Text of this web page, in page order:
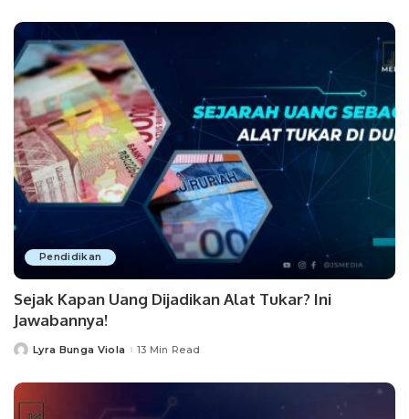
Pendidikan
Sejak Kapan Uang Dijadikan Alat Tukar? Ini
Jawabannya!
PostedLyra Bunga Viola 13 Min Read